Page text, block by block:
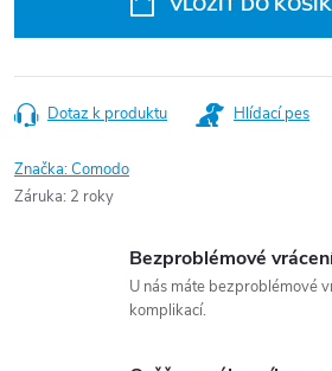
Dotaz k produktu Hlídací pes
Značka:Comodo
Záruka: 2 roky
Bezproblémové
U nás máte bezproblémové
komplikací.